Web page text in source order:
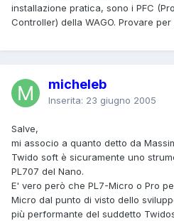
installazione pratica, sono i PFC
Controller) della WAGO. Provare per
micheleb
Inserita: 23 giugno 2005
Salve,
mi associo a quanto detto da
Twido soft è sicuramente uno
PL707 del Nano.
E' vero però che PL7-Micro o Pro
Micro dal punto di visto dello
più performante del suddetto